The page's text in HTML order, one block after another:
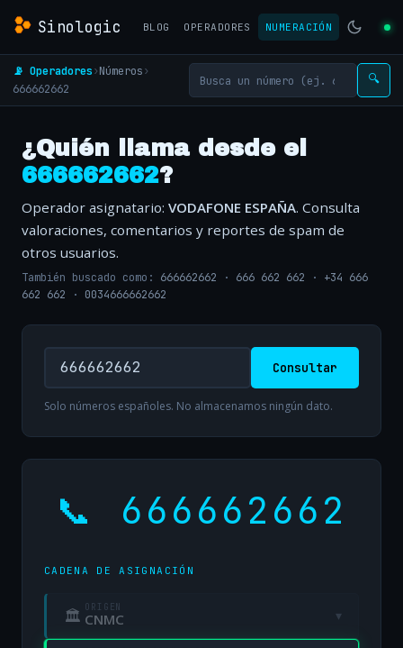
Sinologic BLOG OPERADORES NUMERACIÓN
📡 Operadores›Números›
666662662
🔍
¿Quién llama desde el
666662662?
Operador asignatario: VODAFONE ESPAÑA. Consulta
valoraciones, comentarios y reportes de spam de
otros usuarios.
También buscado como: 666662662 · 666 662 662 · +34 666
662 662 · 0034666662662
Consultar
Solo números españoles. No almacenamos ningún dato.
📞 666662662
CADENA DE ASIGNACIÓN
🏛 ORIGEN
CNMC ▾